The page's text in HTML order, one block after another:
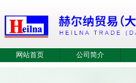
网站首页 公司简介